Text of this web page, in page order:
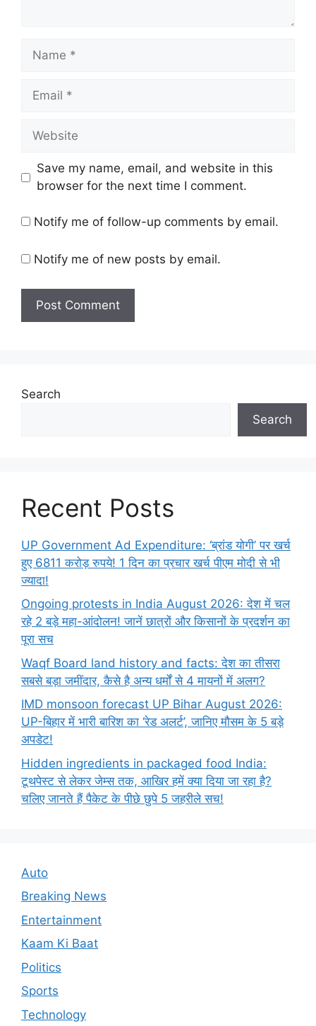
Name
Email
Website
Save my name, email, and website in this
browser for the next time I comment.
Notify me of follow-up comments by email.
Notify me of new posts by email.
Search
Search
Recent Posts
UP Government Ad Expenditure: ‘ब्रांड योगी’ पर खर्च
हुए 6811 करोड़ रुपये! 1 दिन का प्रचार खर्च पीएम मोदी से भी
ज्यादा!
Ongoing protests in India August 2026: देश में चल
रहे 2 बड़े महा-आंदोलन! जानें छात्रों और किसानों के प्रदर्शन का
पूरा सच
Waqf Board land history and facts: देश का तीसरा
सबसे बड़ा जमींदार, कैसे है अन्य धर्मों से 4 मायनों में अलग?
IMD monsoon forecast UP Bihar August 2026:
UP-बिहार में भारी बारिश का ‘रेड अलर्ट’, जानिए मौसम के 5 बड़े
अपडेट!
Hidden ingredients in packaged food India:
टूथपेस्ट से लेकर जेम्स तक, आखिर हमें क्या दिया जा रहा है?
चलिए जानते हैं पैकेट के पीछे छुपे 5 जहरीले सच!
Auto
Breaking News
Entertainment
Kaam Ki Baat
Politics
Sports
Technology